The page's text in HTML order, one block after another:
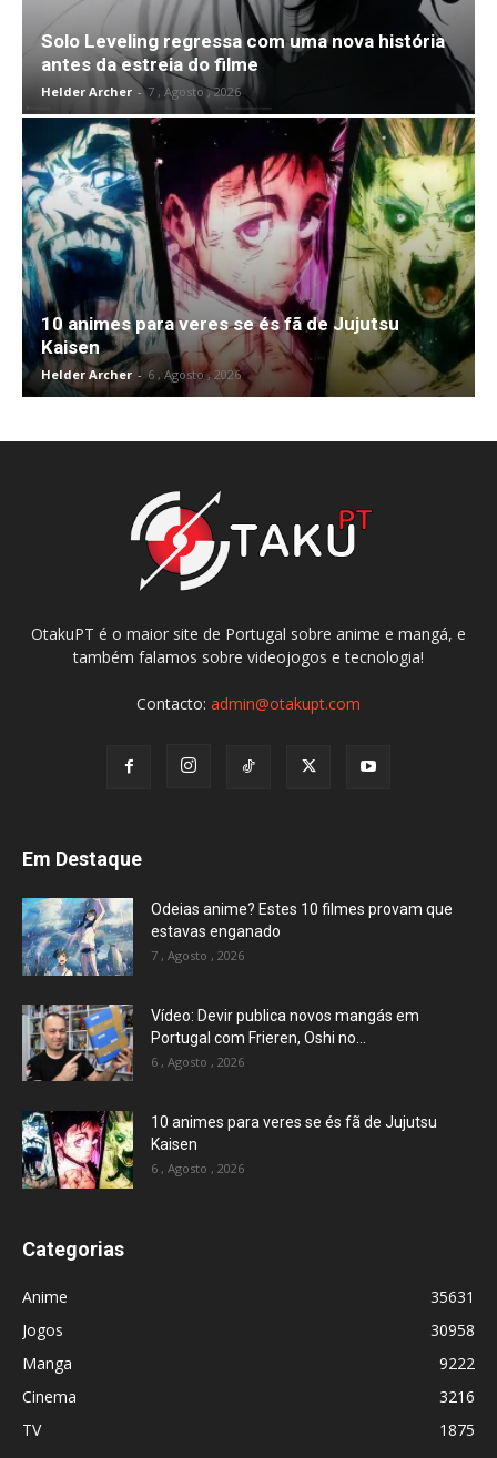
Solo Leveling regressa com uma nova história
antes da estreia do filme
Helder Archer - 7 , Agosto , 2026
10 animes para veres se és fã de Jujutsu
Kaisen
Helder Archer - 6 , Agosto , 2026
OtakuPT é o maior site de Portugal sobre anime e mangá, e
também falamos sobre videojogos e tecnologia!
Contacto: admin@otakupt.com
Em Destaque
Odeias anime? Estes 10 filmes provam que
estavas enganado
7 , Agosto , 2026
Vídeo: Devir publica novos mangás em
Portugal com Frieren, Oshi no...
6 , Agosto , 2026
10 animes para veres se és fã de Jujutsu
Kaisen
6 , Agosto , 2026
Categorias
Anime
35631
Jogos
30958
Manga
9222
Cinema
3216
TV
1875